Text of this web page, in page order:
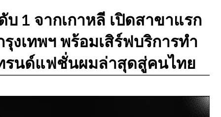
บ 1 จากเกาหลี เปิดสาขาแรก
งเทพฯ พร้อมเสิร์ฟบริการทำ
รนด์แฟชั่นผมล่าสุดสู่คนไทย